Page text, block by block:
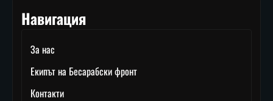
Навигация
За нас
Екипът на Бесарабски фронт
Контакти